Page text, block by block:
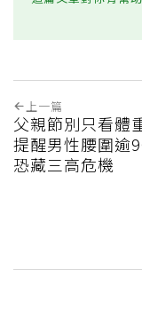
上一篇
父親節別只看體
提醒男性腰圍逾
恐藏三高危機